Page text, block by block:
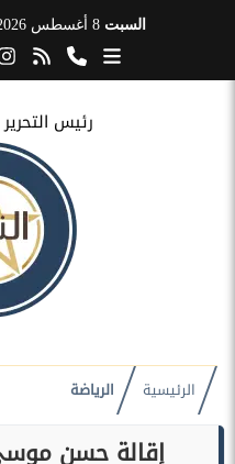
السبت 8 أغسطس 2026
رئيس التحرير
الرئيسية الرياضة
إقالة حسن